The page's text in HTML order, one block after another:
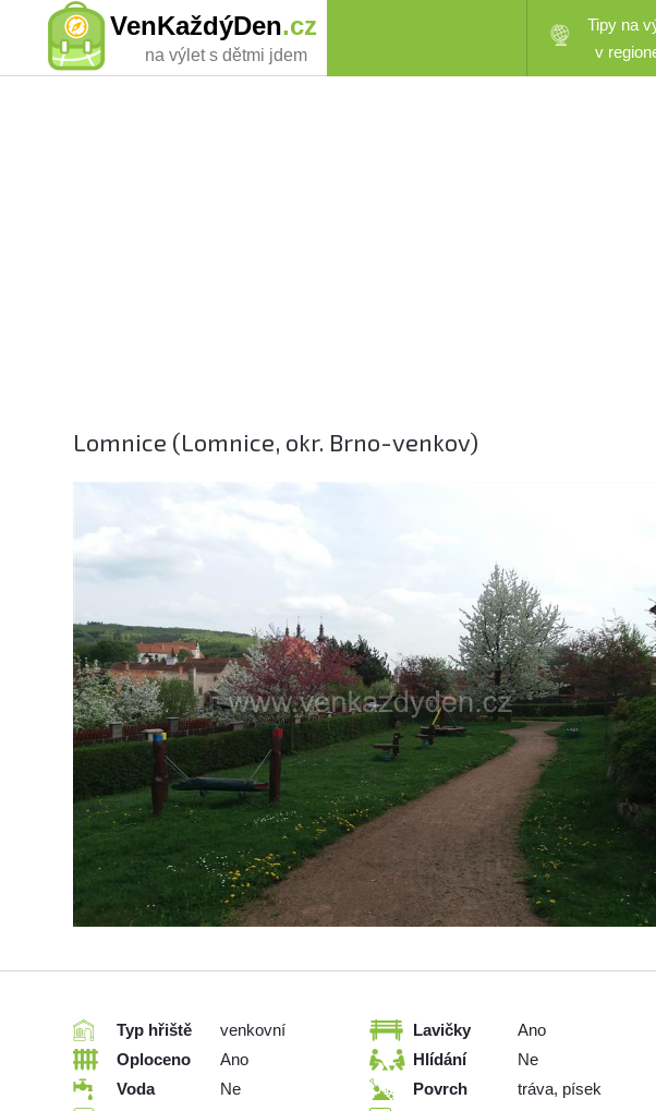
VenKaždýDen.cz
na výlet s dětmi jdem
Tipy na
v
Lomnice (Lomnice, okr. Brno-venkov)
Typ hřiště
venkovní
Oploceno
Ano
Voda
Ne
Lavičky
Ano
Hlídání
Ne
Povrch
tráva, písek